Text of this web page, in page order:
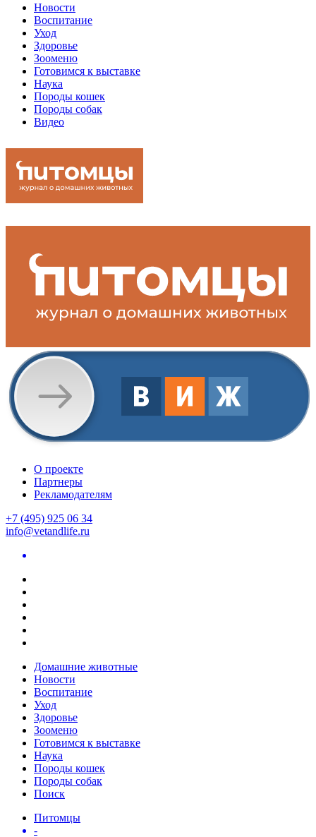
Новости
Воспитание
Уход
Здоровье
Зооменю
Готовимся к выставке
Наука
Породы кошек
Породы собак
Видео
О проекте
Партнеры
Рекламодателям
+7 (495) 925 06 34
info@vetandlife.ru
Домашние животные
Новости
Воспитание
Уход
Здоровье
Зооменю
Готовимся к выставке
Наука
Породы кошек
Породы собак
Поиск
Питомцы
-